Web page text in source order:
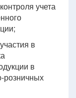
учета
в
в
розничных